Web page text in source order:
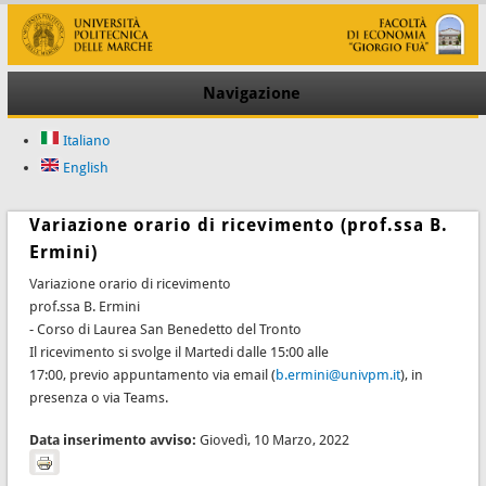
Navigazione
Italiano
English
Variazione orario di ricevimento (prof.ssa B.
Ermini)
Variazione orario di ricevimento
prof.ssa B. Ermini
- Corso di Laurea San Benedetto del Tronto
Il ricevimento si svolge il Martedi dalle 15:00 alle
17:00, previo appuntamento via email (b.ermini@univpm.it), in
presenza o via Teams.
Data inserimento avviso: Giovedì, 10 Marzo, 2022